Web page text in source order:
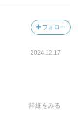
フォロー
2024.12.17
詳細をみる